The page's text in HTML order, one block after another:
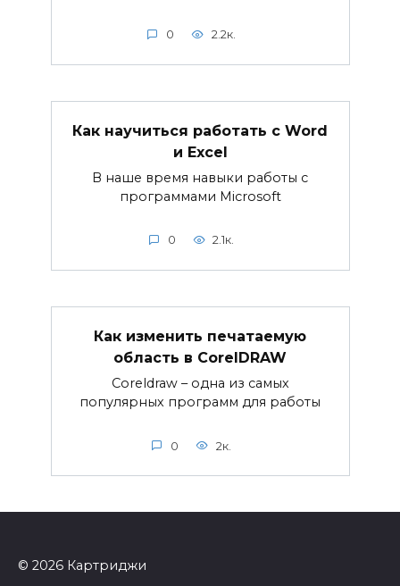
0 2.2к.
Как научиться работать с Word
и Excel
В наше время навыки работы с
программами Microsoft
0 2.1к.
Как изменить печатаемую
область в CorelDRAW
Coreldraw – одна из самых
популярных программ для работы
0 2к.
© 2026 Картриджи